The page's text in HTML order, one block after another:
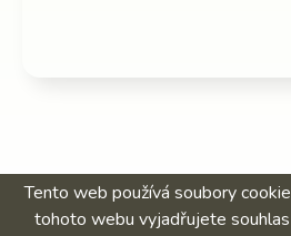
Tento web používá soubory
tohoto webu vyjadřujete souhlas